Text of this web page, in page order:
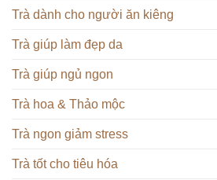
Trà dành cho người ăn kiêng
Trà giúp làm đẹp da
Trà giúp ngủ ngon
Trà hoa & Thảo mộc
Trà ngon giảm stress
Trà tốt cho tiêu hóa